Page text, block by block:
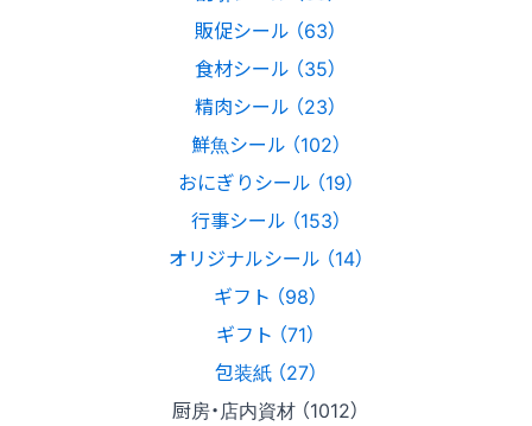
販促シール （63）
食材シール （35）
精肉シール （23）
鮮魚シール （102）
おにぎりシール （19）
行事シール （153）
オリジナルシール （14）
ギフト （98）
ギフト （71）
包装紙 （27）
厨房・店内資材 （1012）